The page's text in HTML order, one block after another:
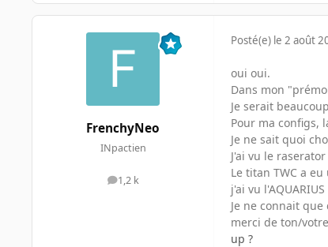
FrenchyNeo
INpactien
1,2 k
messages
Posté(e) le 2 août
oui oui.
Dans mon
Je serait
Pour ma configs,
Je ne sait quoi
J'ai vu le
Le titan TWC a
j'ai vu
Je ne connait que
merci de ton/
up ?